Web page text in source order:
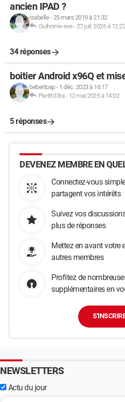
ancien IPAD ?
isabelle-25 mars 2019 à 21:32
Guihome-exe-27 juil. 2026 à 12:22
34 réponses
boitier Android x96Q et
bebertoap- 1 déc. 2023 à 16:17
Panth33ra - 12 mai 2025 à 14:02
5 réponses
DEVENEZ MEMBRE EN
Connectez-vous
partagent vos intérêts
Suivez vos
plus de réponses
Mettez en avant votre
autres membres
Profitez de
supplémentaires en
NEWSLETTERS
Actu du jour